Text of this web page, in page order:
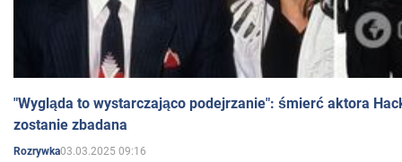
"Wygląda to wystarczająco podejrzanie": śmierć aktora
zostanie zbadana
Rozrywka03.03.2025 09:16